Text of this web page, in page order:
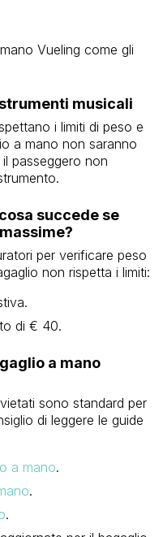
Vueling come gli
musicali
i limiti di peso e
a mano non saranno
passeggero non
succede se
per verificare peso
non rispetta i limiti:
di € 40.
a mano
sono standard per
di leggere le guide
a mano.
.
.